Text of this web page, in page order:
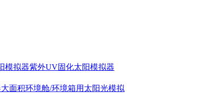
模拟器紫外UV固化太阳模拟器
大面积环境舱/环境箱用太阳光模拟